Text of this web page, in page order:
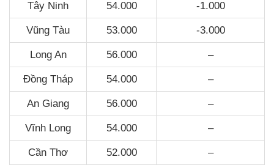
Tây Ninh 54.000 -1.000
Vũng Tàu 53.000 -3.000
Long An 56.000 –
Đồng Tháp 54.000 –
An Giang 56.000 –
Vĩnh Long 54.000 –
Cần Thơ 52.000 –